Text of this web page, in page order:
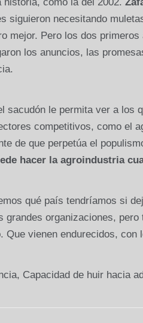
siguieron necesitando
mejor. Pero los dos
los anuncios, las
sacudón le permita ver a los
competitivos, como el
de que perpetúa el
hacer la agroindustria
qué país tendríamos si
grandes organizaciones,
Que vienen endurecidos,
Capacidad de huir hacia